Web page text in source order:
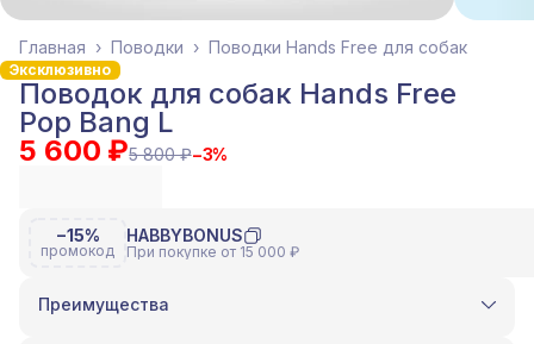
Поводки Hands Free для собак
Поводки ›
Главная ›
Эксклюзивно
Поводок для собак Hands Free
Pop Bang L
5 600 ₽5 800 ₽−3%
−15%
промокод
HABBYBONUS
При покупке от 15 000 ₽
Преимущества
Оплата частями в Сплит